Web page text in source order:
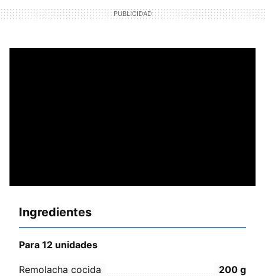
Ingredientes
Para 12 unidades
Remolacha cocida 200 g